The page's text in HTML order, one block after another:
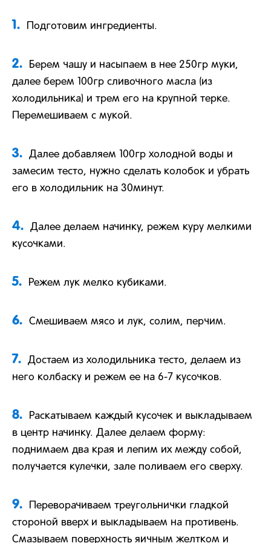
1. Подготовим ингредиенты.
2.
Берем чашу и насыпаем в нее 250гр муки,
далее берем 100гр сливочного масла (из
холодильника) и трем его на крупной терке.
Перемешиваем с мукой.
3.
Далее добавляем 100гр холодной воды и
замесим тесто, нужно сделать колобок и убрать
его в холодильник на 30минут.
4.
Далее делаем начинку, режем куру мелкими
кусочками.
5. Режем лук мелко кубиками.
6. Смешиваем мясо и лук, солим, перчим.
7.
Достаем из холодильника тесто, делаем из
него колбаску и режем ее на 6-7 кусочков.
8.
Раскатываем каждый кусочек и выкладываем
в центр начинку. Далее делаем форму:
поднимаем два края и лепим их между собой,
получается кулечки, зале поливаем его сверху.
9.
Переворачиваем треугольнички гладкой
стороной вверх и выкладываем на противень.
Смазываем поверхность яичным желтком и